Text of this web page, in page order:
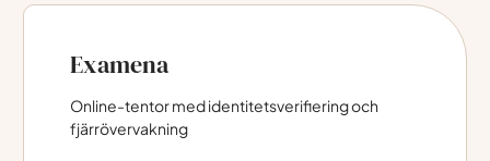
Examena
Online-tentor med identitetsverifiering och
fjärrövervakning